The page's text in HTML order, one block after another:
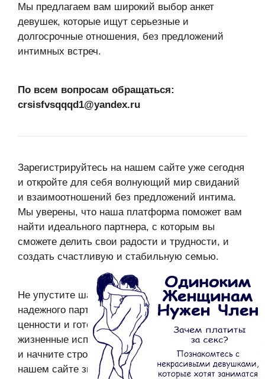
Мы предлагаем вам широкий выбор анкет
девушек, которые ищут серьезные и
долгосрочные отношения, без предложений
интимных встреч.
По всем вопросам обращаться:
crsisfvsqqqd1@yandex.ru
Зарегистрируйтесь на нашем сайте уже сегодня
и откройте для себя волнующий мир свиданий
и взаимоотношений без предложений интима.
Мы уверены, что наша платформа поможет вам
найти идеального партнера, с которым вы
сможете делить свои радости и трудности, и
создать счастливую и стабильную семью.
Не упустите шанс найти настоящую любовь и
надежного партнера, который разделяет ваши
ценности и готов пройти с вами сквозь все
жизненные испытания. Регистрируйтесь сейчас
и начните строить счастливое будущее на
нашем сайте знакомств!